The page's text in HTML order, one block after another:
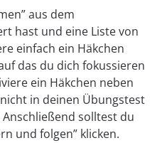
aus dem
hast und eine Liste von
einfach ein Häkchen
das du dich fokussieren
ein Häkchen neben
in deinen Übungstest
solltest du
und folgen” klicken.